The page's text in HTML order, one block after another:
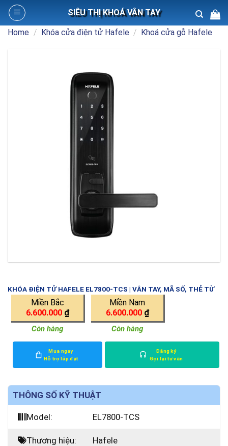
Skip
content
SIÊU THỊ KHOÁ VÂN TAY
Home / Khóa cửa điện tử Hafele / Khoá cửa gỗ Hafele
KHÓA ĐIỆN TỬ HAFELE EL7800-TCS | VÂN TAY, MÃ SỐ, THẺ TỪ
Miền Bắc
6.600.000 ₫
Còn hàng
Miền Nam
6.600.000 ₫
Còn hàng
Mua ngay
Hỗ trợ lắp đặt
Đăng ký
Gọi lại tư vấn
THÔNG SỐ KỸ THUẬT
Model: EL7800-TCS
Thương hiệu: Hafele